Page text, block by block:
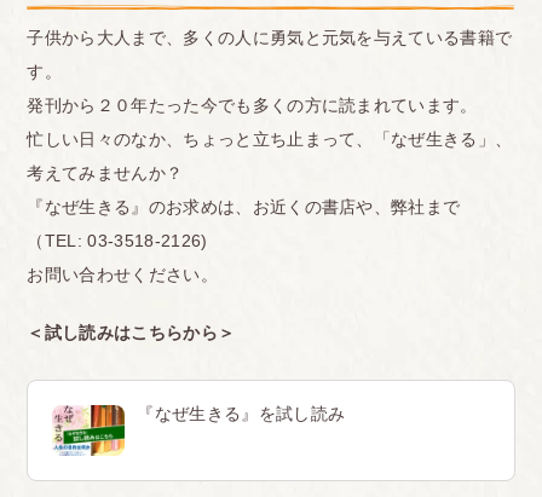
子供から大人まで、多くの人に勇気と元気を与えている書籍で
す。
発刊から２０年たった今でも多くの方に読まれています。
忙しい日々のなか、ちょっと立ち止まって、「なぜ生きる」、
考えてみませんか？
『なぜ生きる』のお求めは、お近くの書店や、弊社まで
（TEL: 03-3518-2126)
お問い合わせください。
＜ 試し読みはこちらから ＞
『なぜ生きる』を試し読み